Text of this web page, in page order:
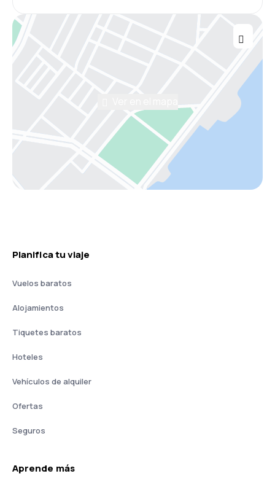
Planifica tu viaje
Vuelos baratos
Alojamientos
Tiquetes baratos
Hoteles
Vehículos de alquiler
Ofertas
Seguros
Aprende más